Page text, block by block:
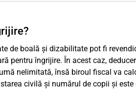
de boală și dizabilitate pot fi
pentru îngrijire. În acest caz,
nelimitată, însă biroul fiscal va
civilă și numărul de copii și